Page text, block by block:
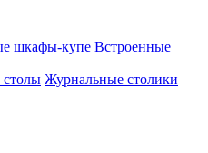
шкафы-купе Встроенные
Журнальные столики